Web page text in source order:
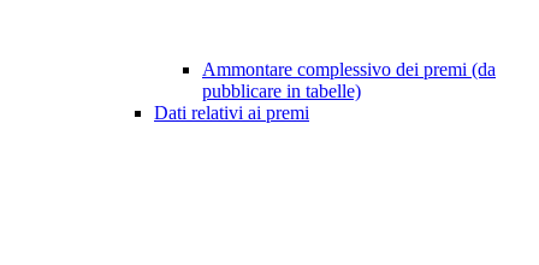
Ammontare complessivo dei premi (da
pubblicare in tabelle)
Dati relativi ai premi